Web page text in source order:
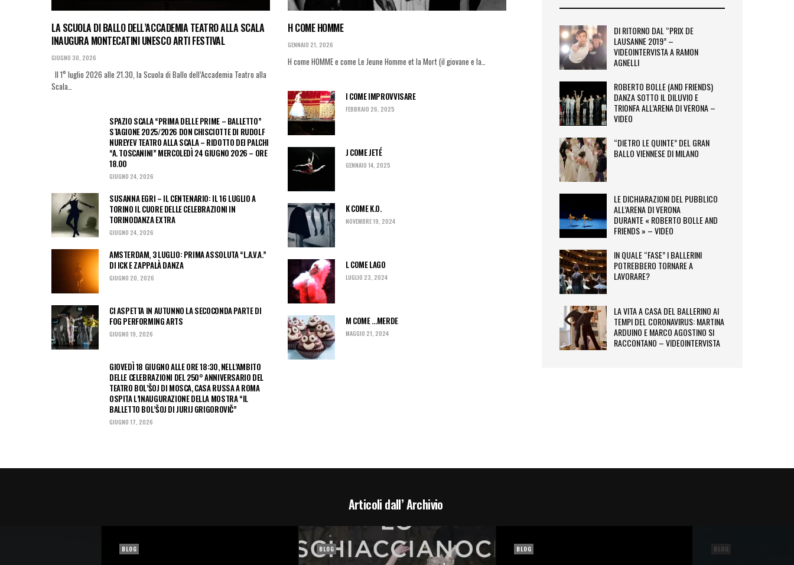
LA SCUOLA DI BALLO DELL’ACCADEMIA TEATRO ALLA SCALA
INAUGURA MONTECATINI UNESCO ARTI FESTIVAL
GIUGNO 30, 2026
Il 1° luglio 2026 alle 21.30, la Scuola di Ballo dell’Accademia Teatro alla
Scala…
SPAZIO SCALA “PRIMA DELLE PRIME – BALLETTO”
STAGIONE 2025/2026 DON CHISCIOTTE DI RUDOLF
NUREYEV TEATRO ALLA SCALA – RIDOTTO DEI PALCHI
“A. TOSCANINI” MERCOLEDÌ 24 GIUGNO 2026 – ORE
18.00
GIUGNO 24, 2026
SUSANNA EGRI – IL CENTENARIO: IL 16 LUGLIO A
TORINO IL CUORE DELLE CELEBRAZIONI IN
TORINODANZA EXTRA
GIUGNO 24, 2026
AMSTERDAM, 3 LUGLIO: PRIMA ASSOLUTA “L.A.V.A.”
DI ICK E ZAPPALÀ DANZA
GIUGNO 20, 2026
CI ASPETTA IN AUTUNNO LA SECOCONDA PARTE DI
FOG PERFORMING ARTS
GIUGNO 19, 2026
GIOVEDÌ 18 GIUGNO ALLE ORE 18:30, NELL’AMBITO
DELLE CELEBRAZIONI DEL 250° ANNIVERSARIO DEL
TEATRO BOL’ŠOJ DI MOSCA, CASA RUSSA A ROMA
OSPITA L’INAUGURAZIONE DELLA MOSTRA “IL
BALLETTO BOL’ŠOJ DI JURIJ GRIGOROVIČ”
GIUGNO 17, 2026
H COME HOMME
GENNAIO 21, 2026
H come HOMME e come Le Jeune Homme et la Mort (il giovane e la…
I COME IMPROVVISARE
FEBBRAIO 26, 2025
J COME JETÉ
GENNAIO 14, 2025
K COME K.O.
NOVEMBRE 19, 2024
L COME LAGO
LUGLIO 23, 2024
M COME …MERDE
MAGGIO 21, 2024
DI RITORNO DAL “PRIX DE
LAUSANNE 2019” –
VIDEOINTERVISTA A RAMON
AGNELLI
ROBERTO BOLLE (AND FRIENDS)
DANZA SOTTO IL DILUVIO E
TRIONFA ALL’ARENA DI VERONA –
VIDEO
“DIETRO LE QUINTE” DEL GRAN
BALLO VIENNESE DI MILANO
LE DICHIARAZIONI DEL PUBBLICO
ALL’ARENA DI VERONA
DURANTE « ROBERTO BOLLE AND
FRIENDS » – VIDEO
IN QUALE “FASE” I BALLERINI
POTREBBERO TORNARE A
LAVORARE?
LA VITA A CASA DEL BALLERINO AI
TEMPI DEL CORONAVIRUS: MARTINA
ARDUINO E MARCO AGOSTINO SI
RACCONTANO – VIDEOINTERVISTA
Articoli dall’ Archivio
BLOG BLOG BLOG BLOG